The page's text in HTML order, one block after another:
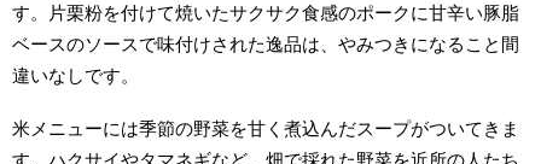
す。片栗粉を付けて焼いたサクサク食感のポークに甘辛い豚脂
ベースのソースで味付けされた逸品は、やみつきになること間
違いなしです。
米メニューには季節の野菜を甘く煮込んだスープがついてきま